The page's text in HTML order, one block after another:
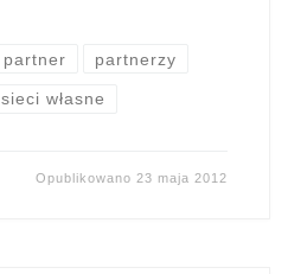
partner partnerzy
sieci własne
Opublikowano23 maja 2012